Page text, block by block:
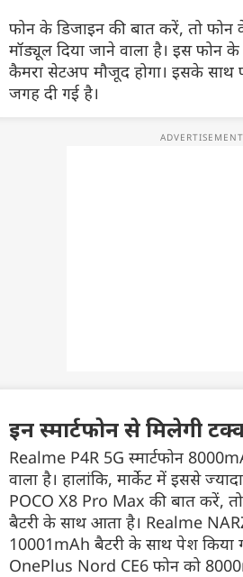
फोन के डिजाइन की बात करें, तो फोन
मॉड्यूल दिया जाने वाला है। इस फोन
कैमरा सेटअप मौजूद होगा। इसके साथ
जगह दी गई है।
इन स्मार्टफोन से मिलेगी
Realme P4R 5G स्मार्टफोन
वाला है। हालांकि, मार्केट में इससे
POCO X8 Pro Max की बात करें,
बैटरी के साथ आता है। Realme
10001mAh बैटरी के साथ पेश किया
OnePlus Nord CE6 फोन को